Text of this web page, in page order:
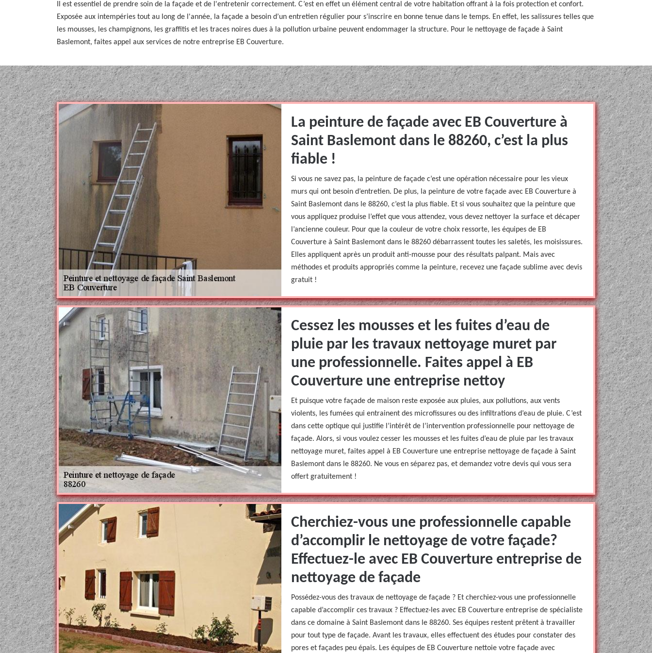
Il est essentiel de prendre soin de la façade et de l'entretenir correctement. C’est en effet un élément central de votre habitation offrant à la fois protection et confort.
Exposée aux intempéries tout au long de l'année, la façade a besoin d’un entretien régulier pour s’inscrire en bonne tenue dans le temps. En effet, les salissures telles que
les mousses, les champignons, les graffitis et les traces noires dues à la pollution urbaine peuvent endommager la structure. Pour le nettoyage de façade à Saint
Baslemont, faites appel aux services de notre entreprise EB Couverture.
La peinture de façade avec EB Couverture à
Saint Baslemont dans le 88260, c’est la plus
fiable !
Si vous ne savez pas, la peinture de façade c’est une opération nécessaire pour les vieux
murs qui ont besoin d’entretien. De plus, la peinture de votre façade avec EB Couverture à
Saint Baslemont dans le 88260, c’est la plus fiable. Et si vous souhaitez que la peinture que
vous appliquez produise l’effet que vous attendez, vous devez nettoyer la surface et décaper
l’ancienne couleur. Pour que la couleur de votre choix ressorte, les équipes de EB
Couverture à Saint Baslemont dans le 88260 débarrassent toutes les saletés, les moisissures.
Elles appliquent après un produit anti-mousse pour des résultats palpant. Mais avec
méthodes et produits appropriés comme la peinture, recevez une façade sublime avec devis
gratuit !
Cessez les mousses et les fuites d’eau de
pluie par les travaux nettoyage muret par
une professionnelle. Faites appel à EB
Couverture une entreprise nettoy
Et puisque votre façade de maison reste exposée aux pluies, aux pollutions, aux vents
violents, les fumées qui entrainent des microfissures ou des infiltrations d’eau de pluie. C’est
dans cette optique qui justifie l’intérêt de l’intervention professionnelle pour nettoyage de
façade. Alors, si vous voulez cesser les mousses et les fuites d’eau de pluie par les travaux
nettoyage muret, faites appel à EB Couverture une entreprise nettoyage de façade à Saint
Baslemont dans le 88260. Ne vous en séparez pas, et demandez votre devis qui vous sera
offert gratuitement !
Cherchiez-vous une professionnelle capable
d’accomplir le nettoyage de votre façade?
Effectuez-le avec EB Couverture entreprise de
nettoyage de façade
Possédez-vous des travaux de nettoyage de façade ? Et cherchiez-vous une professionnelle
capable d’accomplir ces travaux ? Effectuez-les avec EB Couverture entreprise de spécialiste
dans ce domaine à Saint Baslemont dans le 88260. Ses équipes restent prêtent à travailler
pour tout type de façade. Avant les travaux, elles effectuent des études pour constater des
pores et façades peu épais. Les équipes de EB Couverture nettoie votre façade avec